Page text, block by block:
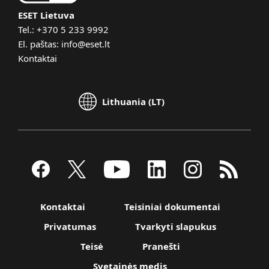
ESET Lietuva
Tel.: +370 5 233 9992
El. paštas: info@eset.lt
Kontaktai
Lithuania (LT)
Kontaktai
Teisiniai dokumentai
Privatumas
Tvarkyti slapukus
Teisė
Pranešti
Svetainės medis